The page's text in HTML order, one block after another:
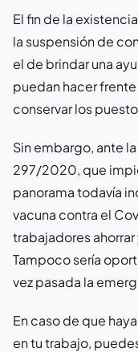
El fin de la
la suspensión de
el de brindar una
puedan hacer
conservar los
Sin embargo, ante
297/2020, que
panorama todavía
vacuna contra el
trabajadores
Tampoco sería
vez pasada la
En caso de que
en tu trabajo,